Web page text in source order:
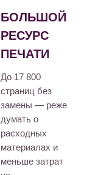
БОЛЬШОЙ
РЕСУРС
ПЕЧАТИ
До 17 800
страниц без
замены — реже
думать о
расходных
материалах и
меньше затрат